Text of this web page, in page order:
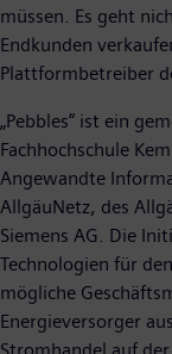
müssen. Es geht
Endkunden
Plattformbetreiber
„Pebbles“ ist ein
Fachhochschule
Angewandte
AllgäuNetz, des
Siemens AG. Die
Technologien für
mögliche
Energieversorger